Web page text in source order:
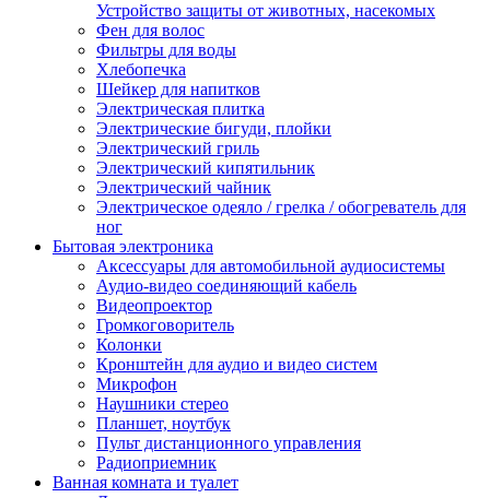
Устройство защиты от животных, насекомых
Фен для волос
Фильтры для воды
Хлебопечка
Шейкер для напитков
Электрическая плитка
Электрические бигуди, плойки
Электрический гриль
Электрический кипятильник
Электрический чайник
Электрическое одеяло / грелка / обогреватель для
ног
Бытовая электроника
Аксессуары для автомобильной аудиосистемы
Аудио-видео соединяющий кабель
Видеопроектор
Громкоговоритель
Колонки
Кронштейн для аудио и видео систем
Микрофон
Наушники стерео
Планшет, ноутбук
Пульт дистанционного управления
Радиоприемник
Ванная комната и туалет